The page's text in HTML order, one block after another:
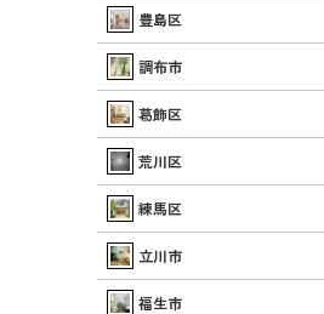
豊島区
調布市
葛飾区
荒川区
練馬区
立川市
福生市